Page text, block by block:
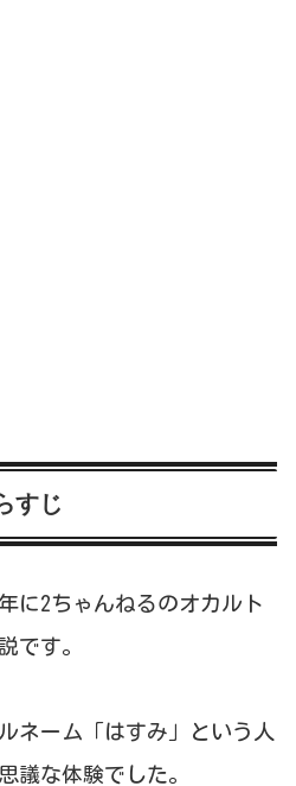
すじ
に2ちゃんねるのオカルト
です。
ネーム「はすみ」という人
議な体験でした。